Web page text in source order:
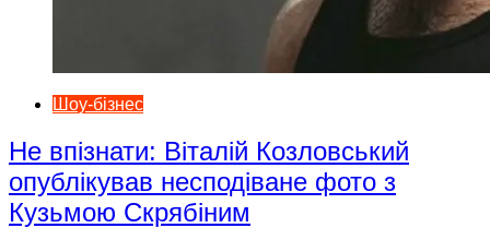
Шоу-бізнес
Не впізнати: Віталій Козловський
опублікував несподіване фото з
Кузьмою Скрябіним